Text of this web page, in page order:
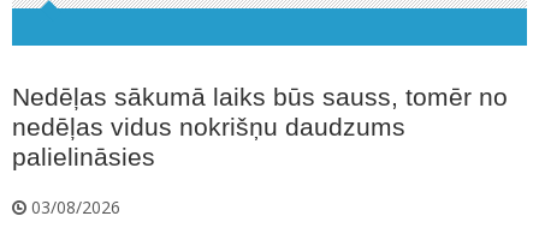
Nedēļas sākumā laiks būs sauss, tomēr no
nedēļas vidus nokrišņu daudzums
palielināsies
03/08/2026